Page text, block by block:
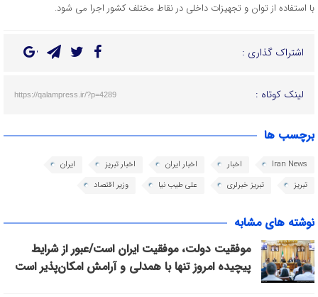
با استفاده از توان و تجهیزات داخلی در نقاط مختلف کشور اجرا می شود.
اشتراک گذاری :
لینک کوتاه : https://qalampress.ir/?p=4289
برچسب ها
Iran News اخبار اخبار ایران اخبار تبریز
ایران
تبریز
تبریز خبرلری علی طیب نیا وزیر اقتصاد
نوشته های مشابه
موفقیت دولت، موفقیت ایران است/عبور از شرایط
پیچیده امروز تنها با همدلی و آرامش امکان‌پذیر است